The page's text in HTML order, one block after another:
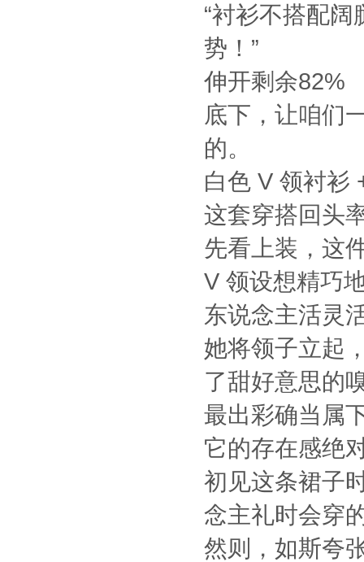
“衬衫不搭配
势！”
伸开剩余82%
底下，让咱们
的。
白色 V 领衬衫
这套穿搭回头
先看上装，这
V 领设想精巧
东说念主活灵
她将领子立起
了甜好意思的
最出彩确当属
它的存在感绝
初见这条裙子
念主礼时会穿
然则，如斯夸